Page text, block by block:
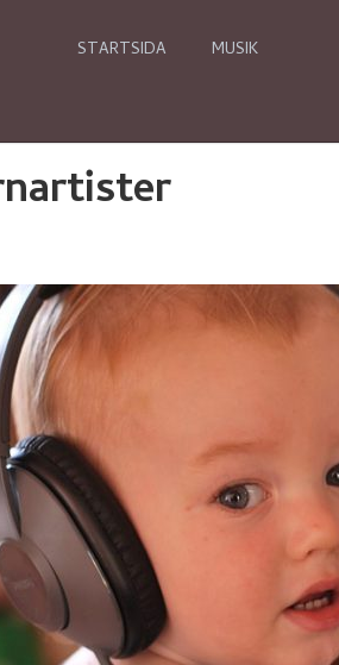
STARTSIDA MUSIK